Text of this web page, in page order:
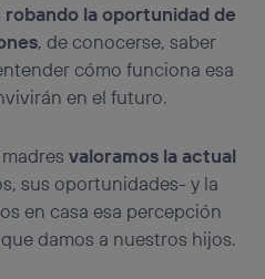
robando la oportunidad de
, de conocerse, saber
cómo funciona esa
en el futuro.
valoramos la actual
sus oportunidades- y la
en casa esa percepción
damos a nuestros hijos.